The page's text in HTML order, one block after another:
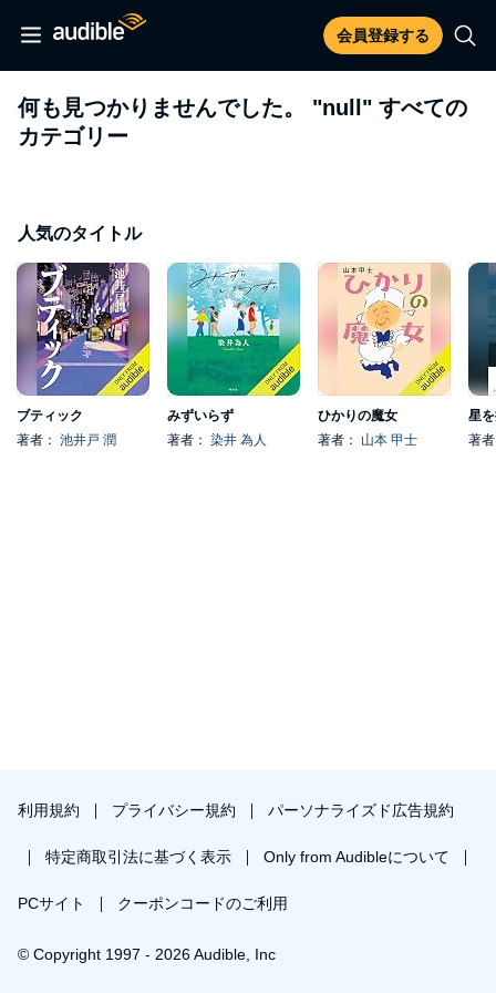
会員登録する
何も見つかりませんでした。 "null" すべての
カテゴリー
人気のタイトル
ブティック
著者： 池井戸 潤
みずいらず
著者： 染井 為人
ひかりの魔女
著者： 山本 甲士
星
著
利用規約 プライバシー規約 パーソナライズド広告規約
特定商取引法に基づく表示 Only from Audibleについて
PCサイト クーポンコードのご利用
© Copyright 1997 - 2026 Audible, Inc